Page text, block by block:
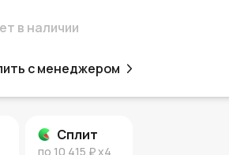
в наличии
с менеджером
Сплит
по 10 415 ₽x4